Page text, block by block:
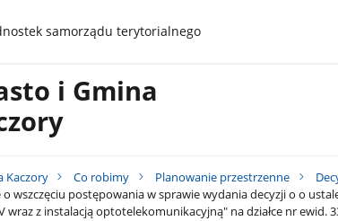
samorządu terytorialnego
i Gmina
Kaczory Co robimy Planowanie przestrzenne
o wszczęciu postępowania w sprawie wydania decyzji o o
wraz z instalacją optotelekomunikacyjną" na działce nr ewid.